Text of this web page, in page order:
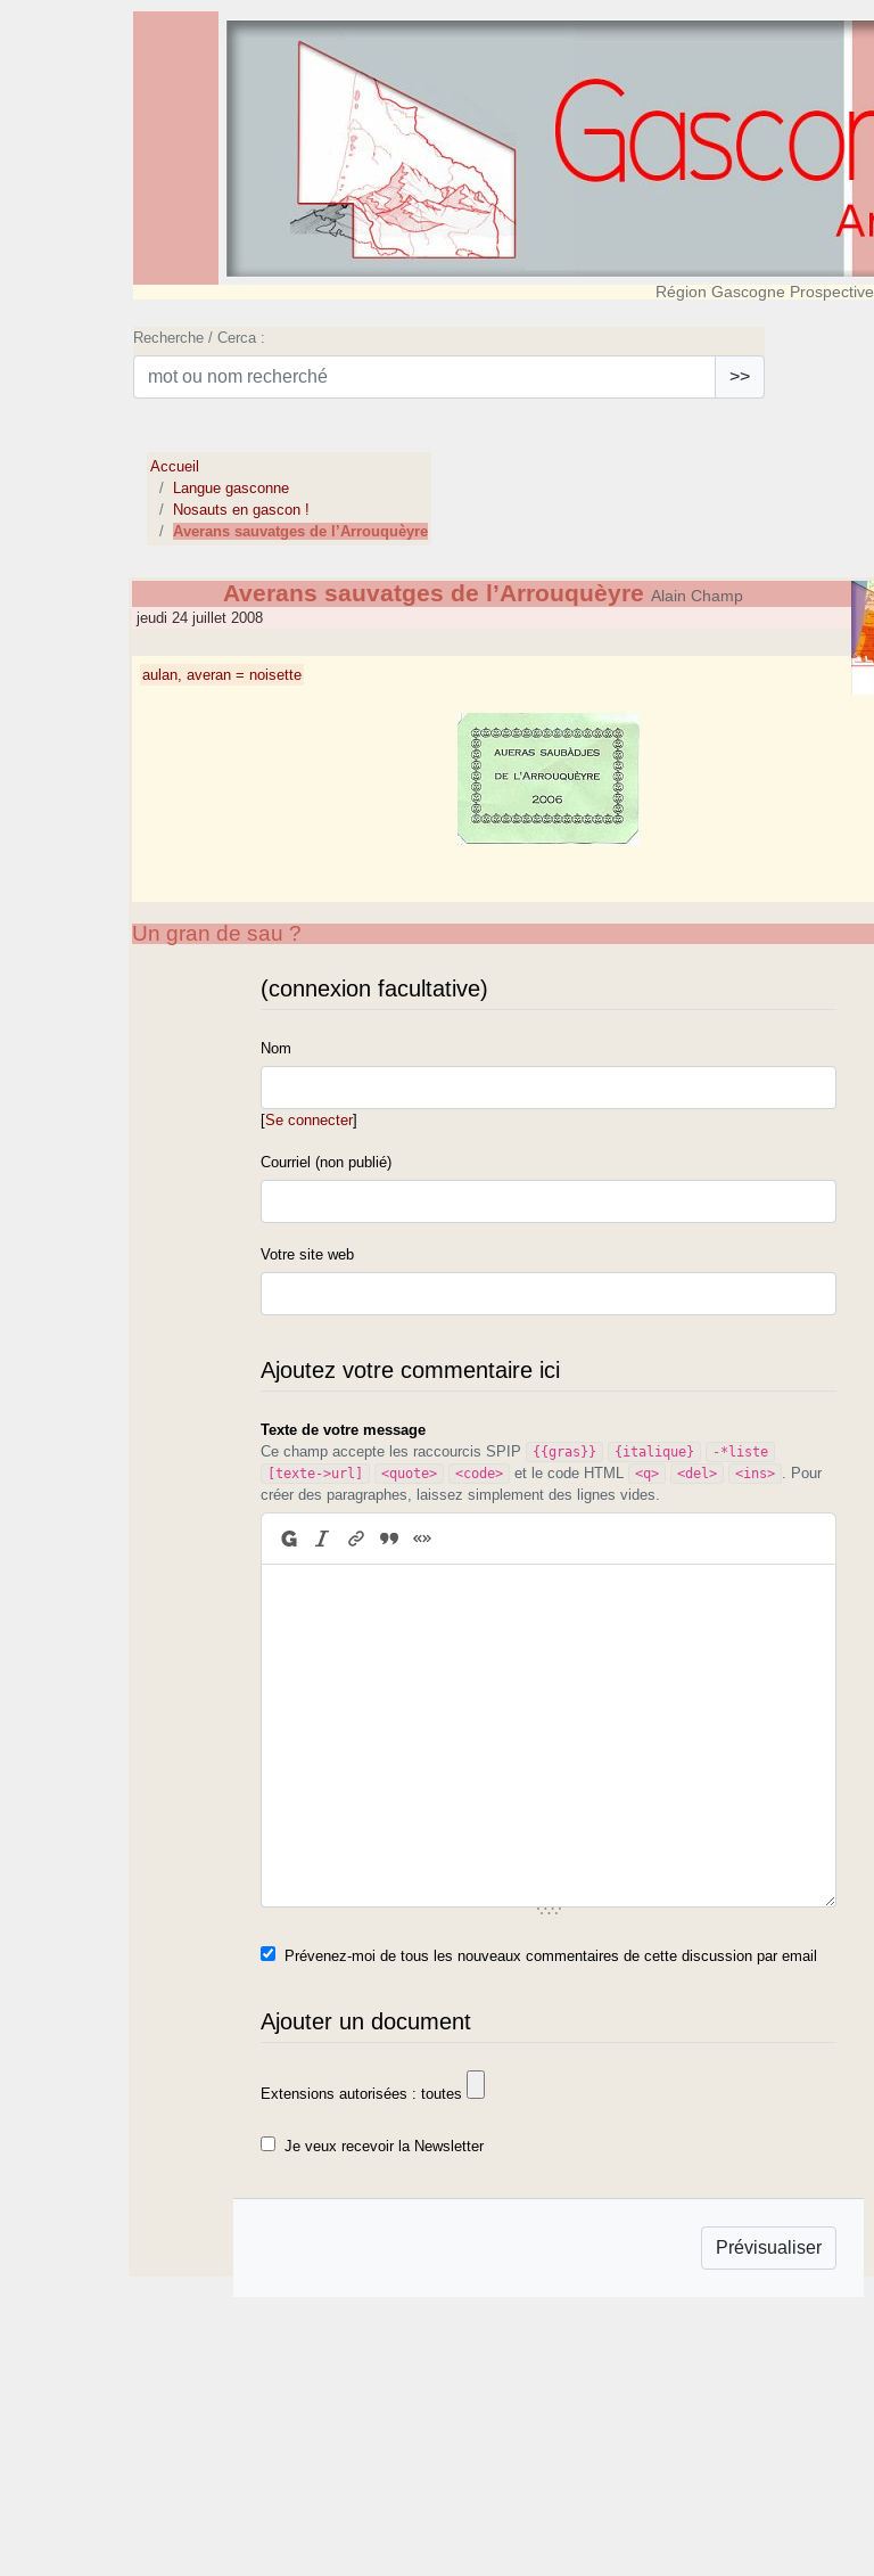
Région Gascogne Prospective
Recherche / Cerca :
>>
Accueil
Langue gasconne
Nosauts en gascon !
Averans sauvatges de l’Arrouquèyre
Averans sauvatges de l’Arrouquèyre Alain Champ
jeudi 24 juillet 2008
aulan, averan = noisette
Un gran de sau ?
(connexion facultative)
Nom
[Se connecter]
Courriel (non publié)
Votre site web
Ajoutez votre commentaire ici
Texte de votre message
Ce champ accepte les raccourcis SPIP
{{gras}} {italique}
-*liste
[texte->url]
<quote> <code> et le code HTML <q> <del> <ins>
. Pour
créer des paragraphes, laissez simplement des lignes vides.
Prévenez-moi de tous les nouveaux commentaires de cette discussion par email
Ajouter un document
Extensions autorisées : toutes
Je veux recevoir la Newsletter